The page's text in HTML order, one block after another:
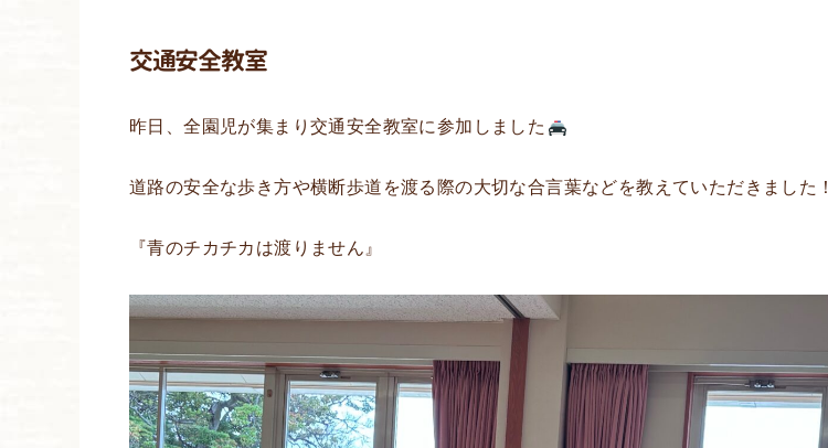
交通安全教室
昨日、全園児が集まり交通安全教室に参加しました
道路の安全な歩き方や横断歩道を渡る際の大切な合言葉などを教えていただきました！
『青のチカチカは渡りません』